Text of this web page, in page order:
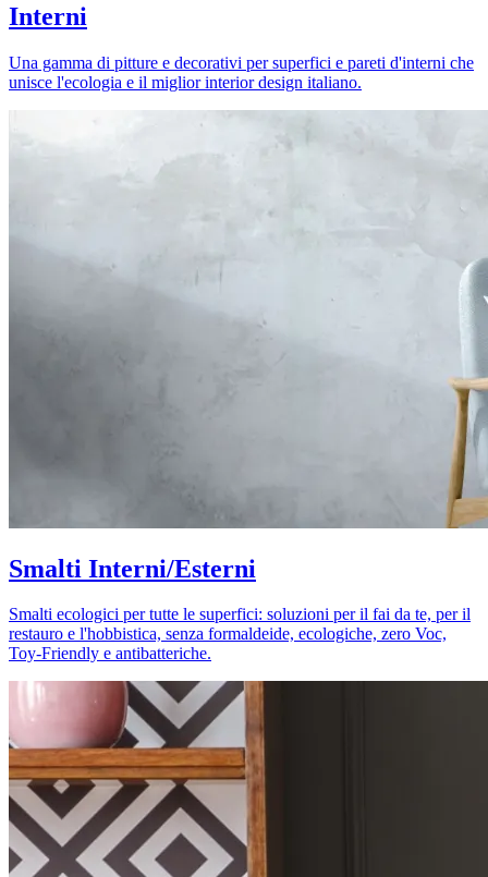
Interni
Una gamma di pitture e decorativi per superfici e pareti d'interni che
unisce l'ecologia e il miglior interior design italiano.
Smalti Interni/Esterni
Smalti ecologici per tutte le superfici: soluzioni per il fai da te, per il
restauro e l'hobbistica, senza formaldeide, ecologiche, zero Voc,
Toy-Friendly e antibatteriche.